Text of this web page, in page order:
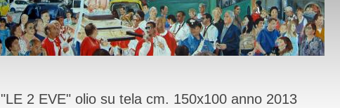
"LE 2 EVE" olio su tela cm. 150x100 anno 2013